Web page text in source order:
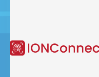
เมื่ออุปกรณ์ของคุณกลมกลืนกัน
ได้อย่างง่ายดาย ด้วย IoT